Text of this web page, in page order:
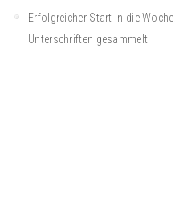
Erfolgreicher Start in die
Unterschriften gesammelt!